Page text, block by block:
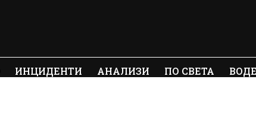
ИНЦИДЕНТИ АНАЛИЗИ ПО СВЕТА